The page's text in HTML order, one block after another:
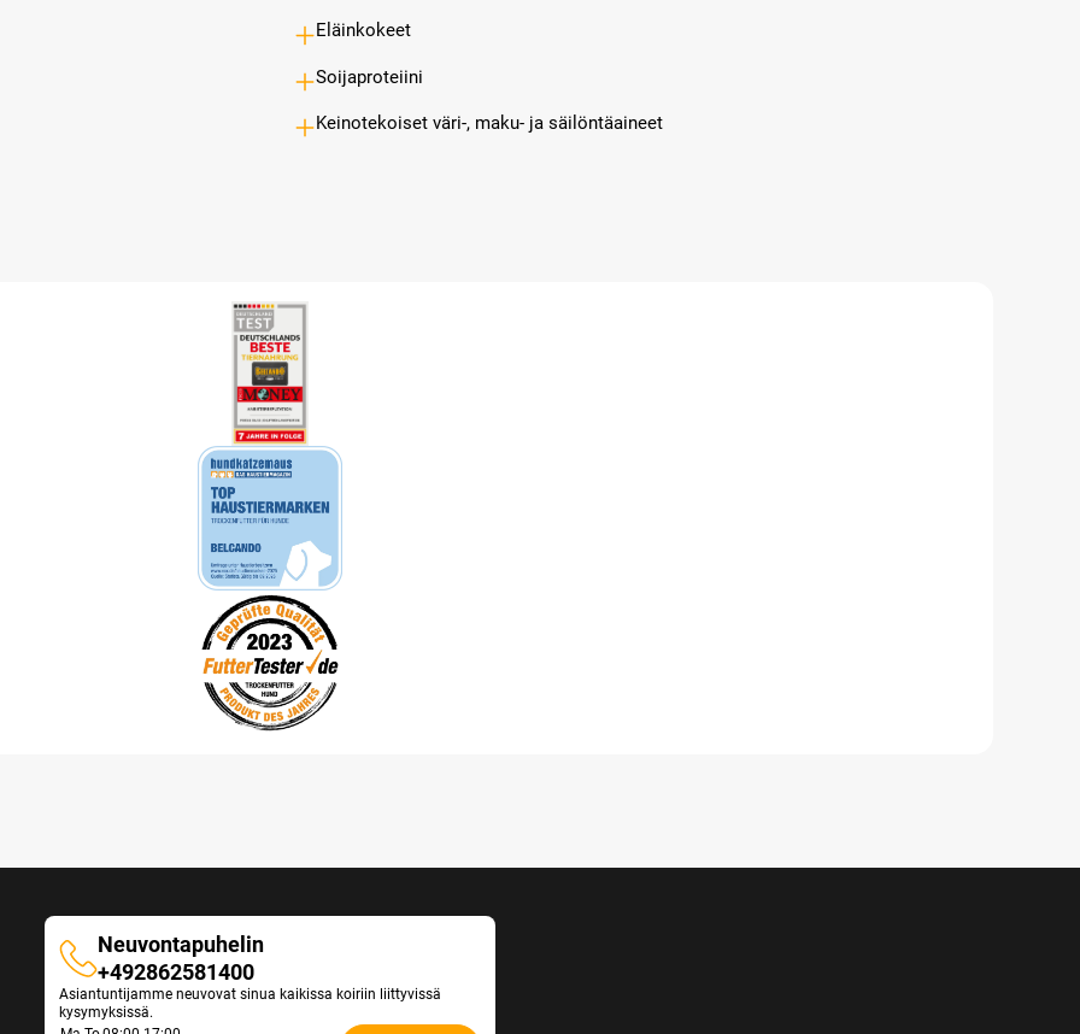
Eläinkokeet
Soijaproteiini
Keinotekoiset väri-, maku- ja säilöntäaineet
Neuvontapuhelin
Neuvontapuhelin
+492862581400
Asiantuntijamme neuvovat sinua kaikissa koiriin liittyvissä
kysymyksissä.